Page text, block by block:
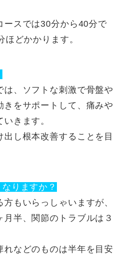
ースでは30分から40分で
どかかります。
は、ソフトな刺激で骨盤や
きをサポートして、痛みや
きます。
し根本改善することを目
りますか？
もいらっしゃいますが、
半、関節のトラブルは３
れなどのものは半年を目安